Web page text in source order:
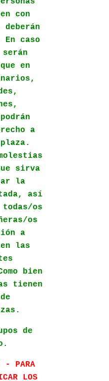
con
deberán
caso
en
a
sirva
la
así
todas/os
os
a
las
bien
tienen
de
- PARA
LOS